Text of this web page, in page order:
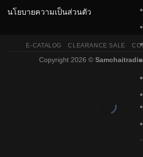
นโยบายความเป็นส่วนตัว
E-CATALOG CLEARANCE SALE
Copyright 2026 ©